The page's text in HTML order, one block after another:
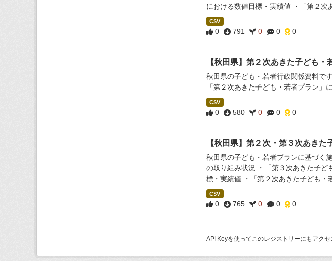
における数値目標・実績値 ・「第２
CSV
0 791 0 0 0
【秋田県】第２次あきた子ども・
秋田県の子ども・若者行政関係資料で
「第２次あきた子ども・若者プラン
CSV
0 580 0 0 0
【秋田県】第２次・第３次あき
秋田県の子ども・若者プランに基づく
の取り組み状況 ・「第３次あきた子ど
標・実績値 ・「第２次あきた子ども・
CSV
0 765 0 0 0
API Keyを使ってこのレジストリーにもアク